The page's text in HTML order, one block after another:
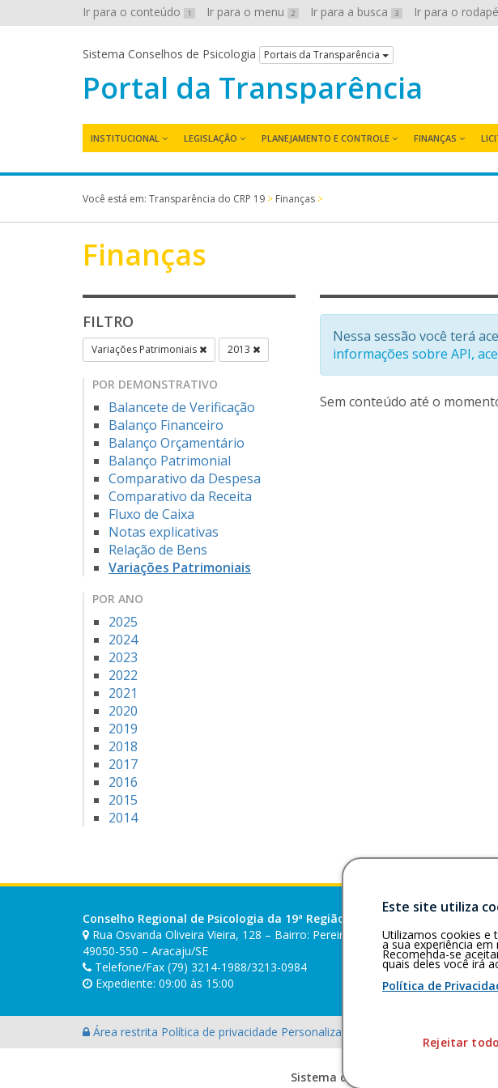
Ir para o conteúdo 1 Ir para o menu 2 Ir para a busca 3 Ir para o rodapé
Sistema Conselhos de Psicologia Portais da Transparência
Portal da Transparência
INSTITUCIONAL LEGISLAÇÃO PLANEJAMENTO E CONTROLE FINANÇAS
Você está em: Transparência do CRP 19 > Finanças >
Finanças
FILTRO
Variações Patrimoniais 2013
POR DEMONSTRATIVO
Balancete de Verificação
Balanço Financeiro
Balanço Orçamentário
Balanço Patrimonial
Comparativo da Despesa
Comparativo da Receita
Fluxo de Caixa
Notas explicativas
Relação de Bens
Variações Patrimoniais
POR ANO
2025
2024
2023
2022
2021
2020
2019
2018
2017
2016
2015
2014
Nessa sessão você terá
informações sobre API,
Sem conteúdo até o
Conselho Regional de Psicologia da 19ª Região (SE)
Rua Osvanda Oliveira Vieira, 128 – Bairro: Pereira Lobo – CEP:
49050-550 – Aracaju/SE
Telefone/Fax (79) 3214-1988/3213-0984
Expediente: 09:00 às 15:00
Área restrita Política de privacidade Personalização de cookies
Sistema desenvolvido pela
Este site utiliza
Utilizamos cookies e
a sua experiência em
Recomenda-se
quais deles você irá
Política de
Rejeitar